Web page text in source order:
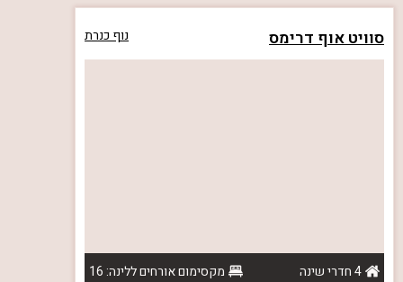
סוויט אוף דרימס נוף כנרת
4 חדרי שינה
מקסימום אורחים ללינה: 16